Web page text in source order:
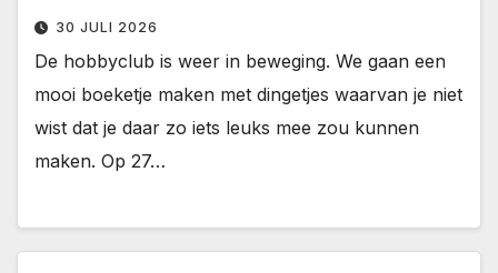
30 JULI 2026
De hobbyclub is weer in beweging. We gaan een
mooi boeketje maken met dingetjes waarvan je niet
wist dat je daar zo iets leuks mee zou kunnen
maken. Op 27…